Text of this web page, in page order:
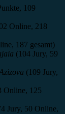
109
Online, 218
187 gesamt)
(104 Jury, 59
(109 Jury,
Online, 125
Jury, 50 Online,